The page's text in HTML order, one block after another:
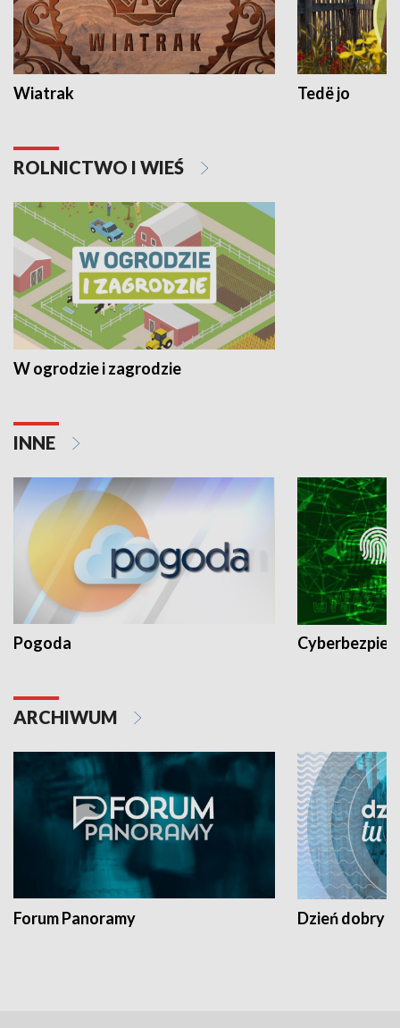
Wiatrak Tedë jo
ROLNICTWO I WIEŚ
W ogrodzie i zagrodzie
INNE
Pogoda
ARCHIWUM
Forum Panoramy Dzień dobry